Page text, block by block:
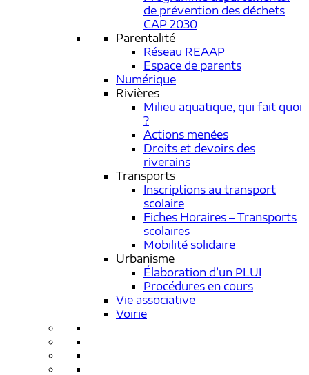
de prévention des déchets
CAP 2030
Parentalité
Réseau REAAP
Espace de parents
Numérique
Rivières
Milieu aquatique, qui fait quoi
?
Actions menées
Droits et devoirs des
riverains
Transports
Inscriptions au transport
scolaire
Fiches Horaires – Transports
scolaires
Mobilité solidaire
Urbanisme
Élaboration d’un PLUI
Procédures en cours
Vie associative
Voirie